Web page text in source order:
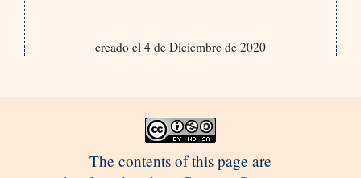
creado el 4 de Diciembre de 2020
The contents of this page are